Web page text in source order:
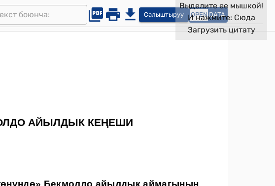
Салыштыруу OPEN DATA
Выделите ее мышкой!
И нажмите: Сюда
Загрузить цитату